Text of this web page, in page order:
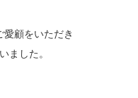
顧をいただき
ました。